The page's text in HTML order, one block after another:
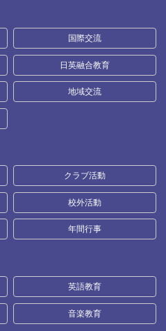
国際交流
日英融合教育
地域交流
クラブ活動
校外活動
年間行事
英語教育
音楽教育